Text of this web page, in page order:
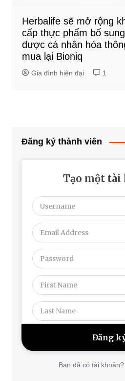
Herbalife sẽ mở rộng
cấp thực phẩm bổ
được cá nhân hóa
mua lại Bioniq
Gia đình hiện đại 1
Đăng ký thành viên
Tạo một tài
Bạn đã có tài